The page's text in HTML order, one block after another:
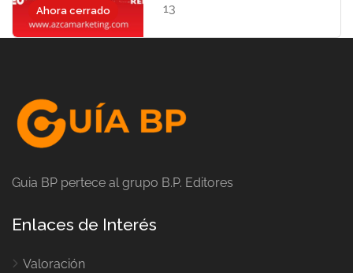
Ahora cerrado
13
Guia BP pertece al grupo B.P. Editores
Enlaces de Interés
Valoración